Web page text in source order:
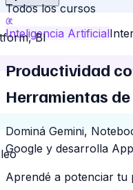
BI
Todos los cursos
Inteligencia Artificial
Productividad
Herramientas
Dominá Gemini,
Google y desarrolla
Aprendé a potenciar tu